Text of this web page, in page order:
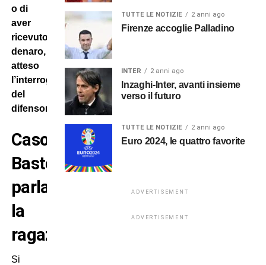
o di
aver
ricevuto
denaro,
atteso
l’interrogatorio
del
difensore.
Caso
Bastoni:
parla
la
ragazza
Si
TUTTE LE NOTIZIE 2 anni ago
Firenze accoglie Palladino
INTER 2 anni ago
Inzaghi-Inter, avanti insieme
verso il futuro
TUTTE LE NOTIZIE 2 anni ago
Euro 2024, le quattro favorite
ADVERTISEMENT
ADVERTISEMENT